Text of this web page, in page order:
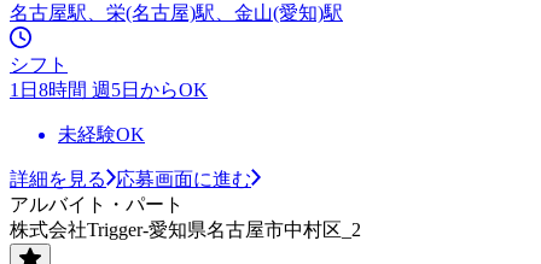
名古屋駅、栄(名古屋)駅、金山(愛知)駅
シフト
1日8時間 週5日からOK
未経験OK
詳細を見る
応募画面に進む
アルバイト・パート
株式会社Trigger-愛知県名古屋市中村区_2